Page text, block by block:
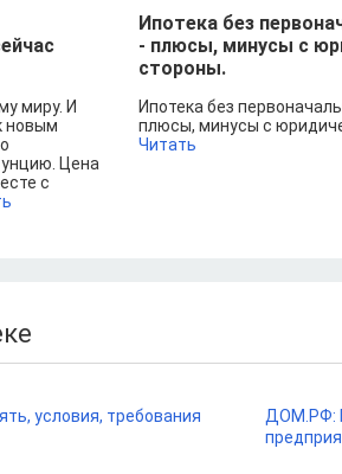
миру. И
новым
Цена
с
Ипотека без
- плюсы, минусы с
стороны.
Ипотека без
плюсы, минусы с
Читать
условия, требования
ДОМ.РФ: